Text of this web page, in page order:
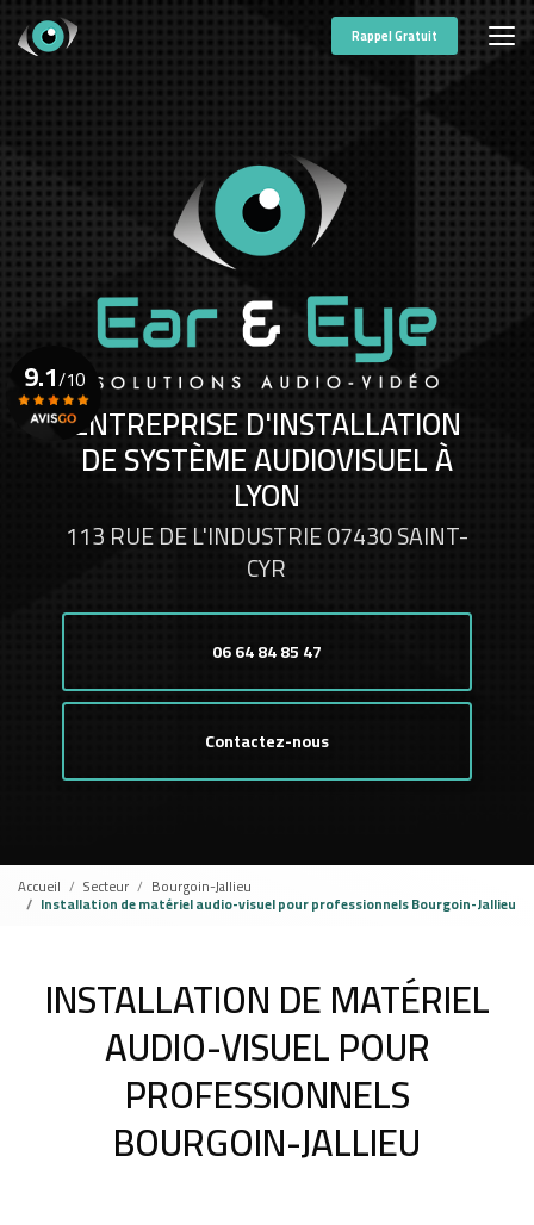
contenu
Rappel Gratuit
ENTREPRISE D'INSTALLATION
DE SYSTÈME AUDIOVISUEL À
LYON
113 RUE DE L'INDUSTRIE 07430 SAINT-
CYR
06 64 84 85 47
Contactez-nous
9.1/10
Voir le certificat
Accueil Secteur Bourgoin-Jallieu
Installation de matériel audio-visuel pour professionnels Bourgoin-Jallieu
INSTALLATION DE MATÉRIEL
AUDIO-VISUEL POUR
PROFESSIONNELS
BOURGOIN-JALLIEU